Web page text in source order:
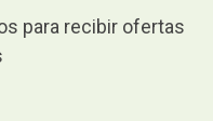
para recibir ofertas